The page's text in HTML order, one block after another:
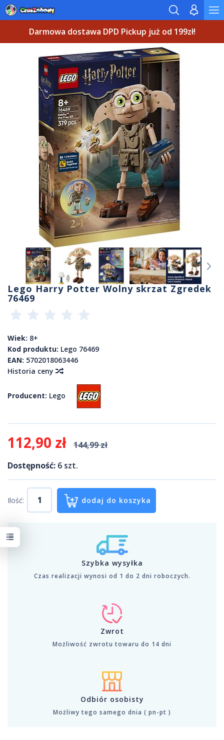
Darmowa dostawa DPD Pickup już od 199zł!
Lego Harry Potter Wolny skrzat Zgredek
76469
Wiek: 8+
Kod produktu: Lego 76469
EAN: 5702018063446
Historia ceny
Producent: Lego
112,90 zł
144,99 zł
Dostępność: 6 szt.
Ilość: dodaj do koszyka
Szybka wysyłka
Czas realizacji wynosi od 1 do 2 dni roboczych.
Zwrot
Możliwość zwrotu towaru do 14 dni
Odbiór osobisty
Możliwy tego samego dnia ( pn-pt )